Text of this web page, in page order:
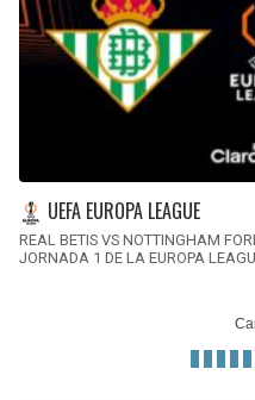
UEFA EUROPA LEAGUE
REAL BETIS VS NOTTINGHAM
JORNADA 1 DE LA EUROPA